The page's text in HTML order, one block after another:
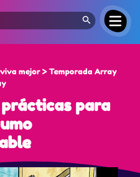
Search Button
mejor > Temporada Array
para